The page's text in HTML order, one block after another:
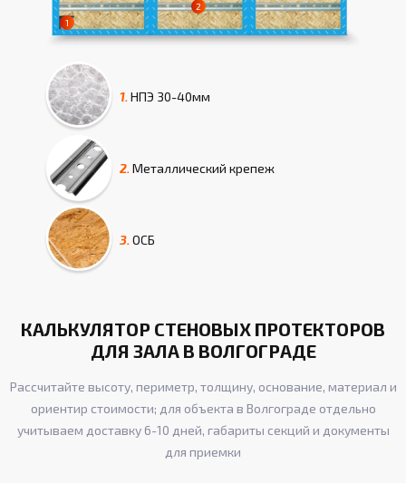
1.НПЭ 30-40мм
2.Металлический крепеж
3.ОСБ
КАЛЬКУЛЯТОР СТЕНОВЫХ ПРОТЕКТОРОВ
ДЛЯ ЗАЛА В ВОЛГОГРАДЕ
Рассчитайте высоту, периметр, толщину, основание, материал и
ориентир стоимости; для объекта в Волгограде отдельно
учитываем доставку 6-10 дней, габариты секций и документы
для приемки